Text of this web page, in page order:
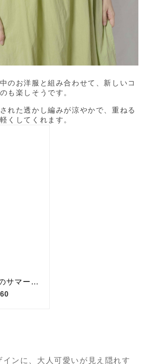
のお洋服と組み合わせて、新しいコ
も楽しそうです。
れた透かし編みが涼やかで、重ねる
くしてくれます。
インに、大人可愛いが見え隠れす